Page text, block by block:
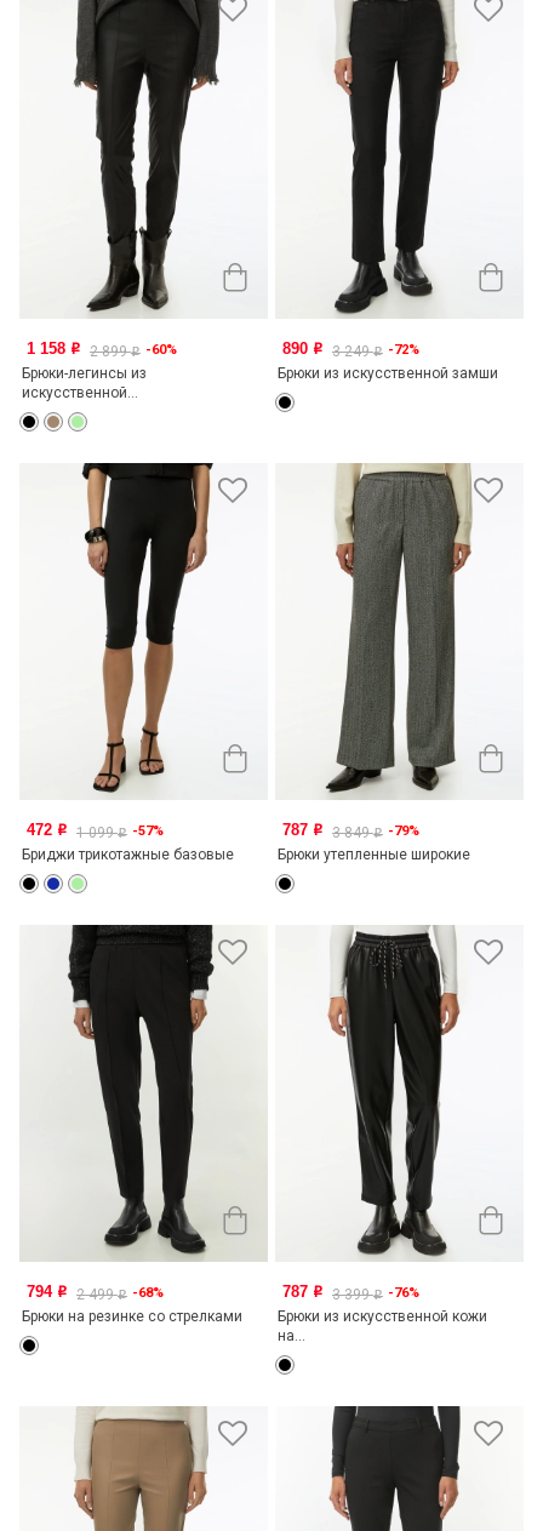
1 158 o 2 899o -60%
Брюки-легинсы из
искусственной...
890 o 3 249o -72%
Брюки из искусственной замши
472 o 1 099o -57%
Бриджи трикотажные базовые
787 o 3 849o -79%
Брюки утепленные широкие
794 o 2 499o -68%
Брюки на резинке со стрелками
787 o 3 399o -76%
Брюки из искусственной кожи
на...